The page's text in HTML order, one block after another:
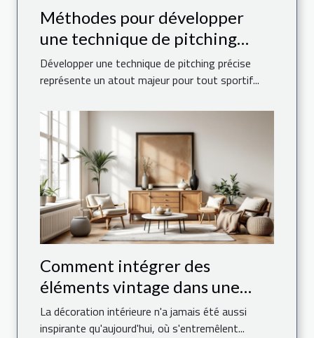
Méthodes pour développer
une technique de pitching
précise
Développer une technique de pitching précise
représente un atout majeur pour tout sportif...
Comment intégrer des
éléments vintage dans une
décoration moderne ?
La décoration intérieure n'a jamais été aussi
inspirante qu'aujourd'hui, où s'entremêlent...